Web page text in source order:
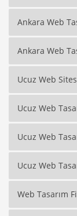
Ankara Web
Ankara Web
Ucuz Web
Ucuz Web
Ucuz Web
Ucuz Web
Web Tasarım